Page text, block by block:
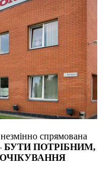
спрямована
БУТИ ПОТРІБНИМ,